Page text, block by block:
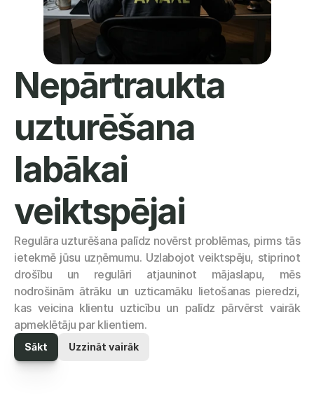
Nepārtraukta
uzturēšana
labākai
veiktspējai
Regulāra uzturēšana palīdz novērst problēmas, pirms tās
ietekmē jūsu uzņēmumu. Uzlabojot veiktspēju, stiprinot
drošību un regulāri atjauninot mājaslapu, mēs
nodrošinām ātrāku un uzticamāku lietošanas pieredzi,
kas veicina klientu uzticību un palīdz pārvērst vairāk
apmeklētāju par klientiem.
Sākt Uzzināt vairāk